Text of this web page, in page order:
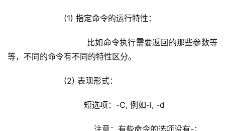
(1) 指定命令的运行特性：
比如命令执行需要返回的那些参数等
等，不同的命令有不同的特性区分。
(2) 表现形式：
短选项：-C, 例如-l, -d